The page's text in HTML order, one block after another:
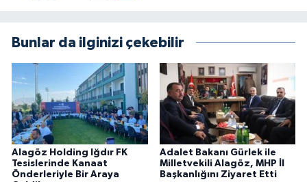
Bunlar da ilginizi çekebilir
Alagöz Holding Iğdır FK
Tesislerinde Kanaat
Önderleriyle Bir Araya
Adalet Bakanı Gürlek ile
Milletvekili Alagöz, MHP İl
Başkanlığını Ziyaret Etti